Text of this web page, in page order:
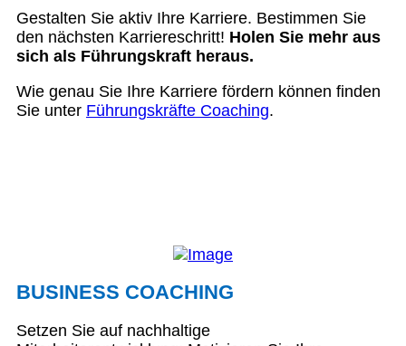
Gestalten Sie aktiv Ihre Karriere. Bestimmen Sie
den nächsten Karriereschritt! Holen Sie mehr aus
sich als Führungskraft heraus.
Wie genau Sie Ihre Karriere fördern können finden
Sie unter Führungskräfte Coaching.
BUSINESS COACHING
Setzen Sie auf nachhaltige